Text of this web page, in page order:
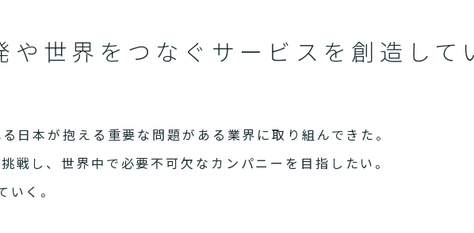
や世界をつなぐサービスを創造して
日本が抱える重要な問題がある業界に取り組んできた。
戦し、世界中で必要不可欠なカンパニーを目指したい。
く。